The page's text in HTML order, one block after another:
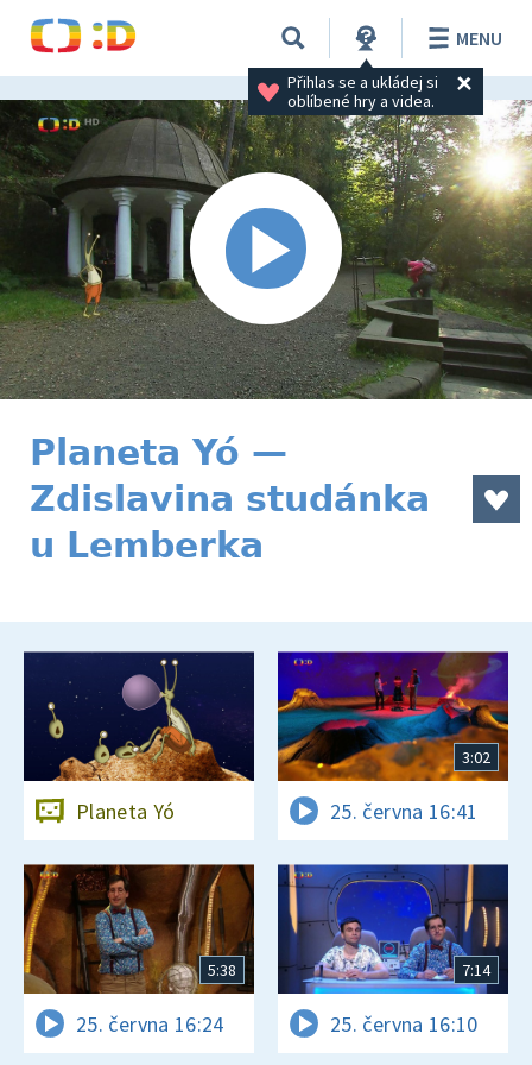
Přihlas se a ukládej si
oblíbené hry a videa.
MENU
Planeta Yó —
Zdislavina studánka
u Lemberka
Planeta Yó
3:02
25. června 16:41
5:38
25. června 16:24
7:14
25. června 16:10